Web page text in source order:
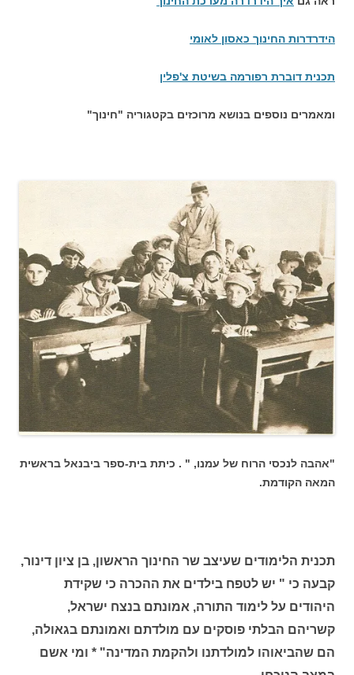
הידרדרות החינוך כאסון לאומי
תכנית דוברת רפורמה בשיטת צ'פלין
ומאמרים נוספים בנושא מרוכזים בקטגוריה "חינוך"
"אהבה לנכסי הרוח של עמנו, " . כיתת בית-ספר ביבנאל בראשית
המאה הקודמת.
תכנית הלימודים שעיצב שר החינוך הראשון, בן ציון דינור,
קבעה כי " יש לטפח בילדים את ההכרה כי שקידת
היהודים על לימוד התורה, אמונתם בנצח ישראל,
קשריהם הבלתי פוסקים עם מולדתם ואמונתם בגאולה,
הם שהביאוהו למולדתנו ולהקמת המדינה" * ומי אשם